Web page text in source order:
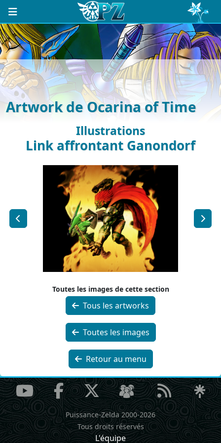
Artwork de Ocarina of Time
Illustrations
Link affrontant Ganondorf
Toutes les images de cette section
Tous les artworks
Toutes les images
Retour au menu
Puissance-Zelda 2000-2026
Tous droits réservés
L'équipe